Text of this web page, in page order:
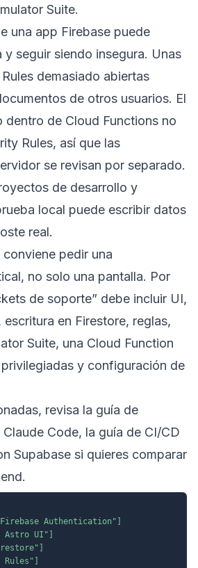
Suite.
una app Firebase puede
y seguir siendo insegura. Unas
demasiado abiertas
de otros usuarios. El
dentro de Cloud Functions no
Rules, así que las
se revisan por separado.
de desarrollo y
local puede escribir datos
real.
pedir una
no solo una pantalla. Por
de soporte” debe incluir UI,
en Firestore, reglas,
Suite, una Cloud Function
y configuración de
revisa la guía de
Code, la guía de CI/CD
Supabase si quieres comparar
Authentication"]
Astro UI"]